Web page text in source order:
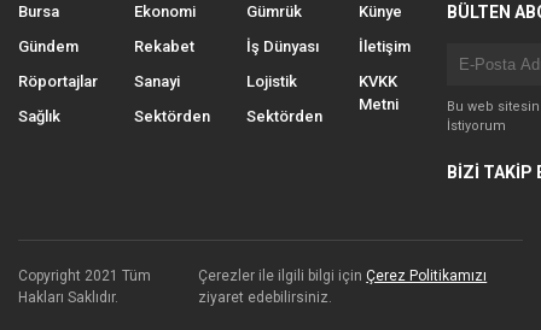
Bursa
Gündem
Röportajlar
Sağlık
Ekonomi
Rekabet
Sanayi
Sektörden
Gümrük
İş Dünyası
Lojistik
Sektörden
Künye
İletişim
KVKK
Metni
BÜLTEN
Bu web
İstiyorum
BİZİ TAKİP
Copyright 2021 Tüm
Hakları Saklıdır.
Çerezler ile ilgili bilgi içinÇerez Politikamızı
ziyaret edebilirsiniz.